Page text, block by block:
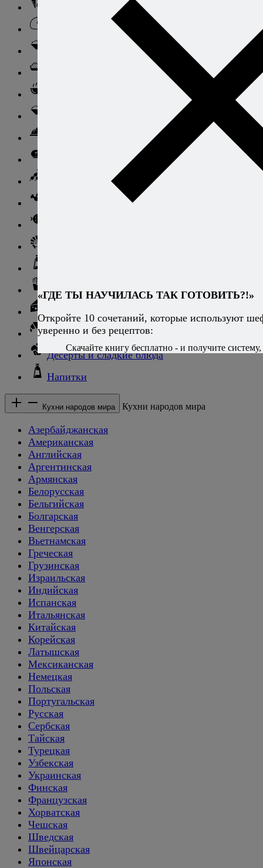
Блюда из овощей
Гарниры
Сыры
Хлеб и выпечка
Десерты и сладкие блюда
Напитки
Кухни народов мира Кухни народов мира
Азербайджанская
Американская
Английская
Аргентинская
Армянская
Белорусская
Бельгийская
Болгарская
Венгерская
Вьетнамская
Греческая
Грузинская
Израильская
Индийская
Испанская
Итальянская
Китайская
Корейская
Латышская
Мексиканская
Немецкая
Польская
Португальская
Русская
Сербская
Тайская
Турецкая
Узбекская
Украинская
Финская
Французская
Хорватская
Чешская
Шведская
Швейцарская
Японская
«ГДЕ ТЫ НАУЧИЛАСЬ ТАК ГОТОВИТЬ?!»
Откройте 10 сочетаний, которые используют
уверенно и без рецептов:
Скачайте книгу бесплатно - и получите систему,